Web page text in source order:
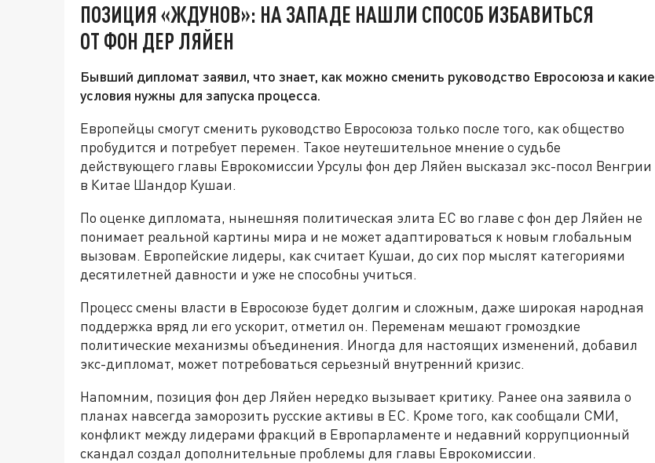
ПОЗИЦИЯ «ЖДУНОВ»: НА ЗАПАДЕ НАШЛИ СПОСОБ ИЗБАВИТЬСЯ
ОТ ФОН ДЕР ЛЯЙЕН
Бывший дипломат заявил, что знает, как можно сменить руководство Евросоюза и какие
условия нужны для запуска процесса.
Европейцы смогут сменить руководство Евросоюза только после того, как общество
пробудится и потребует перемен. Такое неутешительное мнение о судьбе
действующего главы Еврокомиссии Урсулы фон дер Ляйен высказал экс-посол Венгрии
в Китае Шандор Кушаи.
По оценке дипломата, нынешняя политическая элита ЕС во главе с фон дер Ляйен не
понимает реальной картины мира и не может адаптироваться к новым глобальным
вызовам. Европейские лидеры, как считает Кушаи, до сих пор мыслят категориями
десятилетней давности и уже не способны учиться.
Процесс смены власти в Евросоюзе будет долгим и сложным, даже широкая народная
поддержка вряд ли его ускорит, отметил он. Переменам мешают громоздкие
политические механизмы объединения. Иногда для настоящих изменений, добавил
экс-дипломат, может потребоваться серьезный внутренний кризис.
Напомним, позиция фон дер Ляйен нередко вызывает критику. Ранее она заявила о
планах навсегда заморозить русские активы в ЕС. Кроме того, как сообщали СМИ,
конфликт между лидерами фракций в Европарламенте и недавний коррупционный
скандал создал дополнительные проблемы для главы Еврокомиссии.